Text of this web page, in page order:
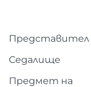
Представител
Седалище
Предмет на